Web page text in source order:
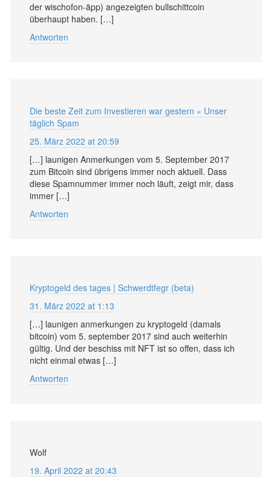
der wischofon-äpp) angezeigten bullschittcoin
überhaupt haben. […]
Antworten
Die beste Zeit zum Investieren war gestern « Unser
täglich Spam
25. März 2022 at 20:59
[…] launigen Anmerkungen vom 5. September 2017
zum Bitcoin sind übrigens immer noch aktuell. Dass
diese Spamnummer immer noch läuft, zeigt mir, dass
immer […]
Antworten
Kryptogeld des tages | Schwerdtfegr (beta)
31. März 2022 at 1:13
[…] launigen anmerkungen zu kryptogeld (damals
bitcoin) vom 5. september 2017 sind auch weiterhin
gültig. Und der beschiss mit NFT ist so offen, dass ich
nicht einmal etwas […]
Antworten
Wolf
19. April 2022 at 20:43